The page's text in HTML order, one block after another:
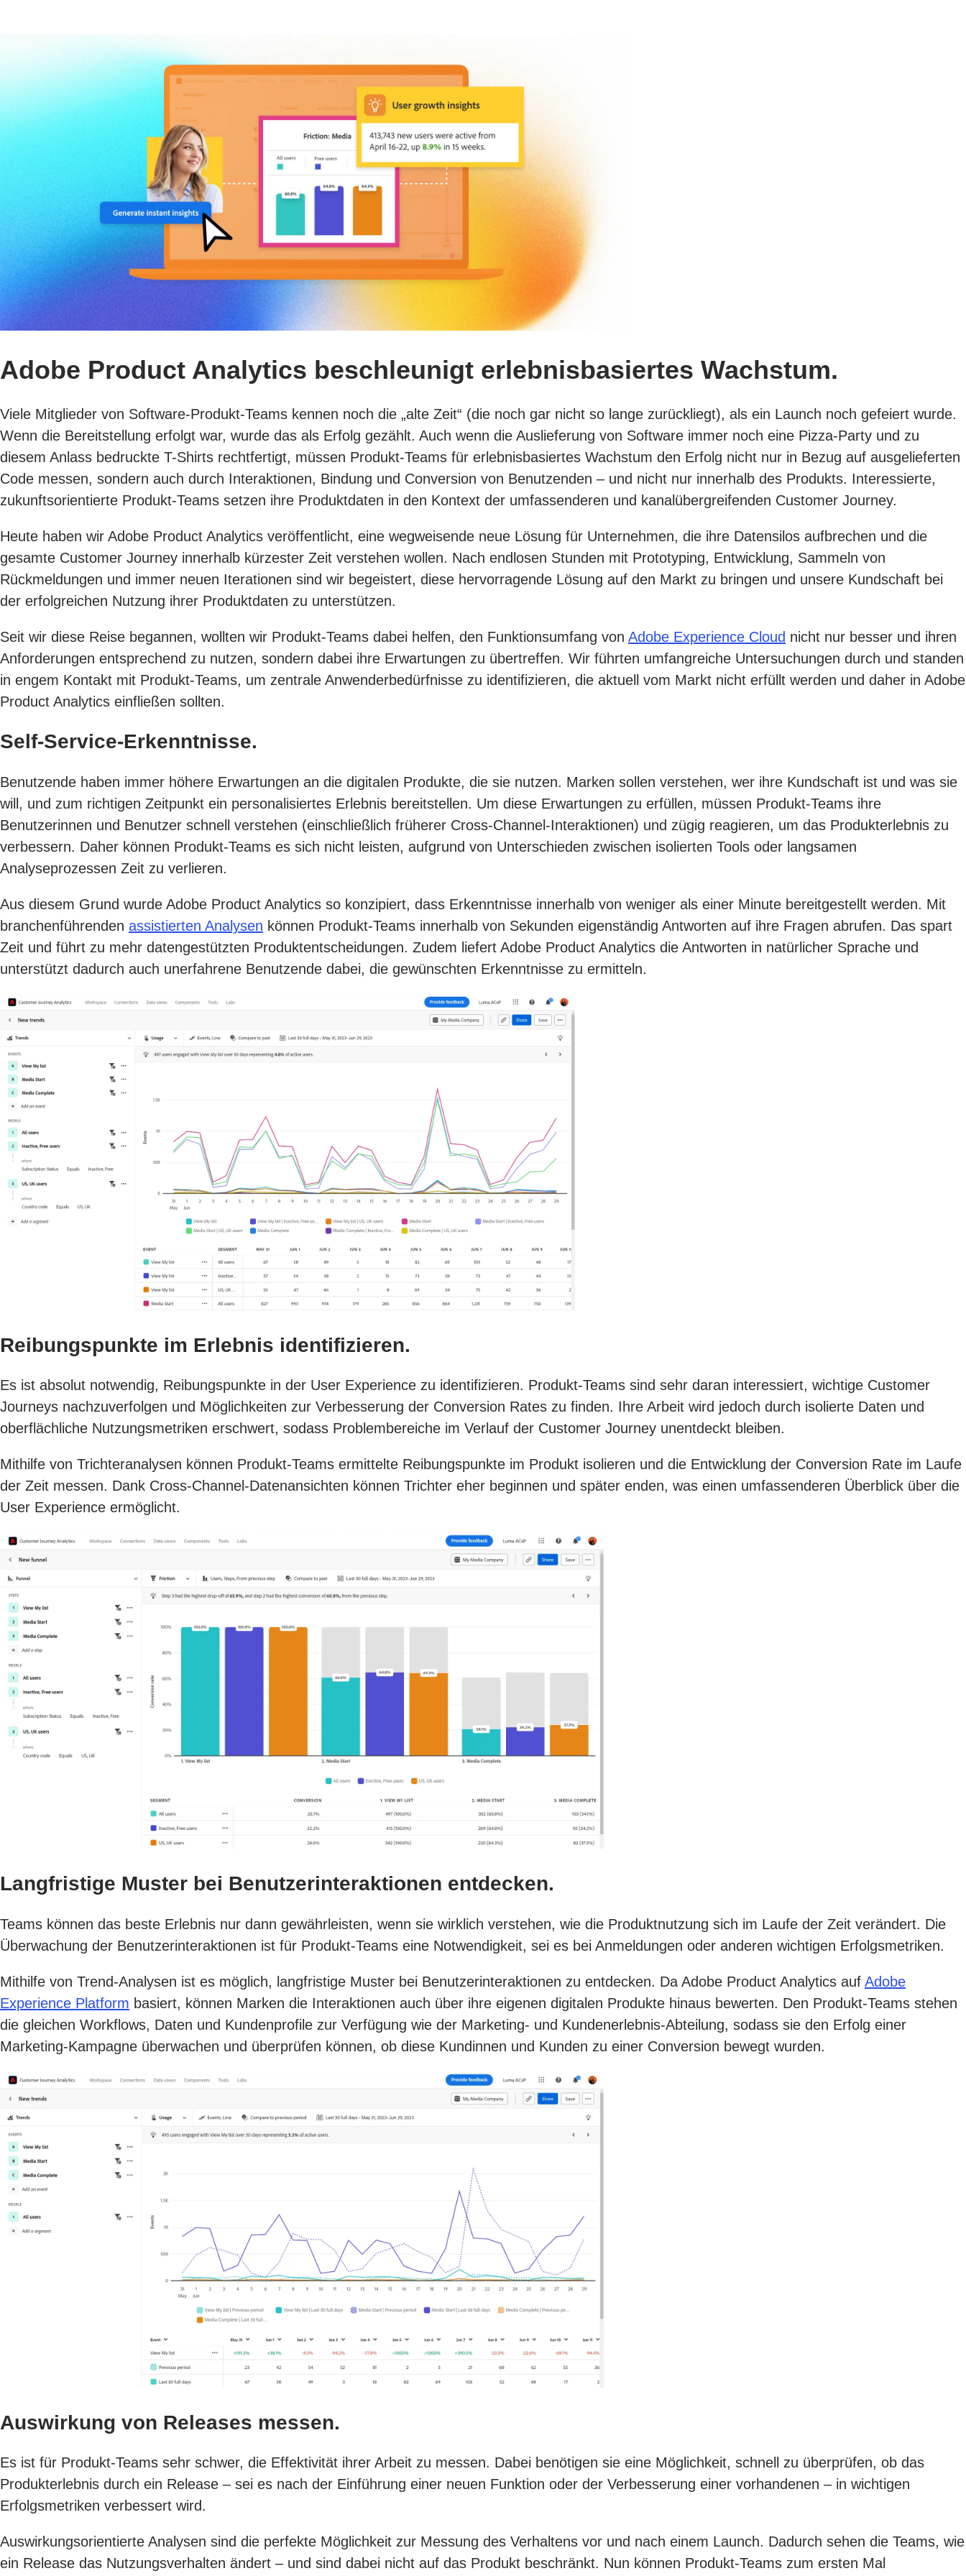
Adobe Product Analytics beschleunigt erlebnisbasiertes Wachstum.
Viele Mitglieder von Software-Produkt-Teams kennen noch die „alte Zeit“ (die noch gar nicht so lange zurückliegt), als ein Launch noch gefeiert wurde.
Wenn die Bereitstellung erfolgt war, wurde das als Erfolg gezählt. Auch wenn die Auslieferung von Software immer noch eine Pizza-Party und zu
diesem Anlass bedruckte T-Shirts rechtfertigt, müssen Produkt-Teams für erlebnisbasiertes Wachstum den Erfolg nicht nur in Bezug auf ausgelieferten
Code messen, sondern auch durch Interaktionen, Bindung und Conversion von Benutzenden – und nicht nur innerhalb des Produkts. Interessierte,
zukunftsorientierte Produkt-Teams setzen ihre Produktdaten in den Kontext der umfassenderen und kanalübergreifenden Customer Journey.
Heute haben wir Adobe Product Analytics veröffentlicht, eine wegweisende neue Lösung für Unternehmen, die ihre Datensilos aufbrechen und die
gesamte Customer Journey innerhalb kürzester Zeit verstehen wollen. Nach endlosen Stunden mit Prototyping, Entwicklung, Sammeln von
Rückmeldungen und immer neuen Iterationen sind wir begeistert, diese hervorragende Lösung auf den Markt zu bringen und unsere Kundschaft bei
der erfolgreichen Nutzung ihrer Produktdaten zu unterstützen.
Seit wir diese Reise begannen, wollten wir Produkt-Teams dabei helfen, den Funktionsumfang von Adobe Experience Cloud nicht nur besser und ihren
Anforderungen entsprechend zu nutzen, sondern dabei ihre Erwartungen zu übertreffen. Wir führten umfangreiche Untersuchungen durch und standen
in engem Kontakt mit Produkt-Teams, um zentrale Anwenderbedürfnisse zu identifizieren, die aktuell vom Markt nicht erfüllt werden und daher in Adobe
Product Analytics einfließen sollten.
Self-Service-Erkenntnisse.
Benutzende haben immer höhere Erwartungen an die digitalen Produkte, die sie nutzen. Marken sollen verstehen, wer ihre Kundschaft ist und was sie
will, und zum richtigen Zeitpunkt ein personalisiertes Erlebnis bereitstellen. Um diese Erwartungen zu erfüllen, müssen Produkt-Teams ihre
Benutzerinnen und Benutzer schnell verstehen (einschließlich früherer Cross-Channel-Interaktionen) und zügig reagieren, um das Produkterlebnis zu
verbessern. Daher können Produkt-Teams es sich nicht leisten, aufgrund von Unterschieden zwischen isolierten Tools oder langsamen
Analyseprozessen Zeit zu verlieren.
Aus diesem Grund wurde Adobe Product Analytics so konzipiert, dass Erkenntnisse innerhalb von weniger als einer Minute bereitgestellt werden. Mit
branchenführenden assistierten Analysen können Produkt-Teams innerhalb von Sekunden eigenständig Antworten auf ihre Fragen abrufen. Das spart
Zeit und führt zu mehr datengestützten Produktentscheidungen. Zudem liefert Adobe Product Analytics die Antworten in natürlicher Sprache und
unterstützt dadurch auch unerfahrene Benutzende dabei, die gewünschten Erkenntnisse zu ermitteln.
Reibungspunkte im Erlebnis identifizieren.
Es ist absolut notwendig, Reibungspunkte in der User Experience zu identifizieren. Produkt-Teams sind sehr daran interessiert, wichtige Customer
Journeys nachzuverfolgen und Möglichkeiten zur Verbesserung der Conversion Rates zu finden. Ihre Arbeit wird jedoch durch isolierte Daten und
oberflächliche Nutzungsmetriken erschwert, sodass Problembereiche im Verlauf der Customer Journey unentdeckt bleiben.
Mithilfe von Trichteranalysen können Produkt-Teams ermittelte Reibungspunkte im Produkt isolieren und die Entwicklung der Conversion Rate im Laufe
der Zeit messen. Dank Cross-Channel-Datenansichten können Trichter eher beginnen und später enden, was einen umfassenderen Überblick über die
User Experience ermöglicht.
Langfristige Muster bei Benutzerinteraktionen entdecken.
Teams können das beste Erlebnis nur dann gewährleisten, wenn sie wirklich verstehen, wie die Produktnutzung sich im Laufe der Zeit verändert. Die
Überwachung der Benutzerinteraktionen ist für Produkt-Teams eine Notwendigkeit, sei es bei Anmeldungen oder anderen wichtigen Erfolgsmetriken.
Mithilfe von Trend-Analysen ist es möglich, langfristige Muster bei Benutzerinteraktionen zu entdecken. Da Adobe Product Analytics auf Adobe
Experience Platform basiert, können Marken die Interaktionen auch über ihre eigenen digitalen Produkte hinaus bewerten. Den Produkt-Teams stehen
die gleichen Workflows, Daten und Kundenprofile zur Verfügung wie der Marketing- und Kundenerlebnis-Abteilung, sodass sie den Erfolg einer
Marketing-Kampagne überwachen und überprüfen können, ob diese Kundinnen und Kunden zu einer Conversion bewegt wurden.
Auswirkung von Releases messen.
Es ist für Produkt-Teams sehr schwer, die Effektivität ihrer Arbeit zu messen. Dabei benötigen sie eine Möglichkeit, schnell zu überprüfen, ob das
Produkterlebnis durch ein Release – sei es nach der Einführung einer neuen Funktion oder der Verbesserung einer vorhandenen – in wichtigen
Erfolgsmetriken verbessert wird.
Auswirkungsorientierte Analysen sind die perfekte Möglichkeit zur Messung des Verhaltens vor und nach einem Launch. Dadurch sehen die Teams, wie
ein Release das Nutzungsverhalten ändert – und sind dabei nicht auf das Produkt beschränkt. Nun können Produkt-Teams zum ersten Mal